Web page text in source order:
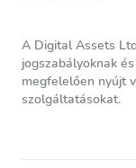
A Digital Assets
jogszabályoknak
megfelelően nyújt
szolgáltatásokat.